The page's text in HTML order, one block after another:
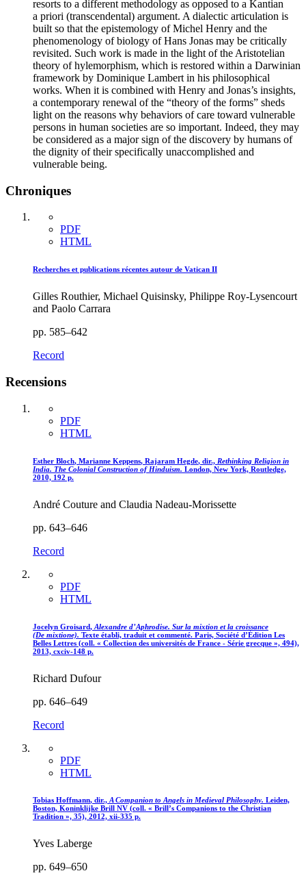
resorts to a different methodology as opposed to a Kantian
a priori (transcendental) argument. A dialectic articulation is
built so that the epistemology of Michel Henry and the
phenomenology of biology of Hans Jonas may be critically
revisited. Such work is made in the light of the Aristotelian
theory of hylemorphism, which is restored within a Darwinian
framework by Dominique Lambert in his philosophical
works. When it is combined with Henry and Jonas’s insights,
a contemporary renewal of the “theory of the forms” sheds
light on the reasons why behaviors of care toward vulnerable
persons in human societies are so important. Indeed, they may
be considered as a major sign of the discovery by humans of
the dignity of their specifically unaccomplished and
vulnerable being.
Chroniques
PDF
HTML
Recherches et publications récentes autour de Vatican II
Gilles Routhier, Michael Quisinsky, Philippe Roy-Lysencourt
and Paolo Carrara
pp. 585–642
Record
Recensions
PDF
HTML
Esther Bloch, Marianne Keppens, Rajaram Hegde, dir., Rethinking Religion in
India. The Colonial Construction of Hinduism. London, New York, Routledge,
2010, 192 p.
André Couture and Claudia Nadeau-Morissette
pp. 643–646
Record
PDF
HTML
Jocelyn Groisard, Alexandre d’Aphrodise. Sur la mixtion et la croissance
(De mixtione). Texte établi, traduit et commenté. Paris, Société d’Édition Les
Belles Lettres (coll. « Collection des universités de France - Série grecque », 494),
2013, cxciv-148 p.
Richard Dufour
pp. 646–649
Record
PDF
HTML
Tobias Hoffmann, dir.,A Companion to Angels in Medieval Philosophy. Leiden,
Boston, Koninklijke Brill NV (coll. « Brill’s Companions to the Christian
Tradition », 35), 2012, xii-335 p.
Yves Laberge
pp. 649–650